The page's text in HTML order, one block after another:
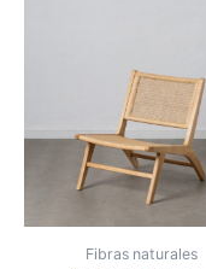
Fibras naturales